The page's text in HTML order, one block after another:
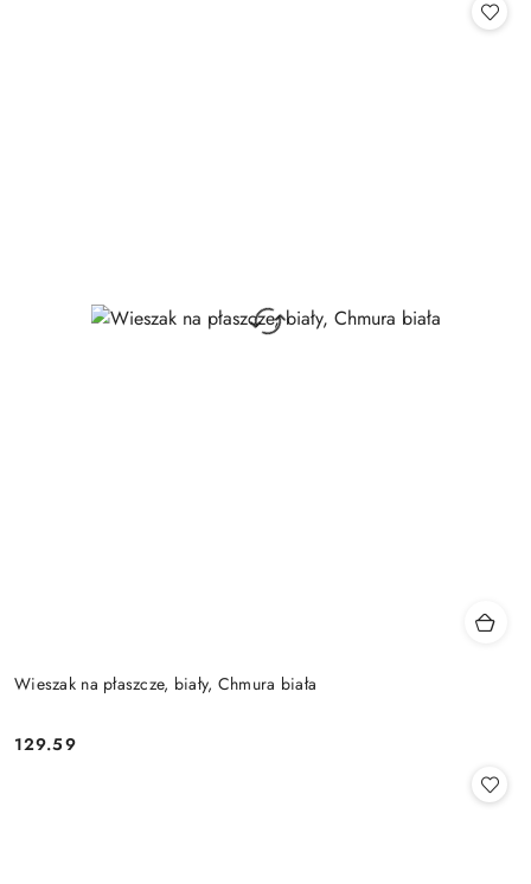
Wieszak na płaszcze, biały, Chmura biała
Cena:
129.59